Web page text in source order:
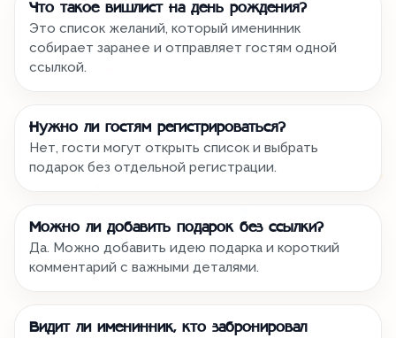
Что такое вишлист на день рождения?
Это список желаний, который именинник
собирает заранее и отправляет гостям одной
ссылкой.
Нужно ли гостям регистрироваться?
Нет, гости могут открыть список и выбрать
подарок без отдельной регистрации.
Можно ли добавить подарок без ссылки?
Да. Можно добавить идею подарка и короткий
комментарий с важными деталями.
Видит ли именинник, кто забронировал